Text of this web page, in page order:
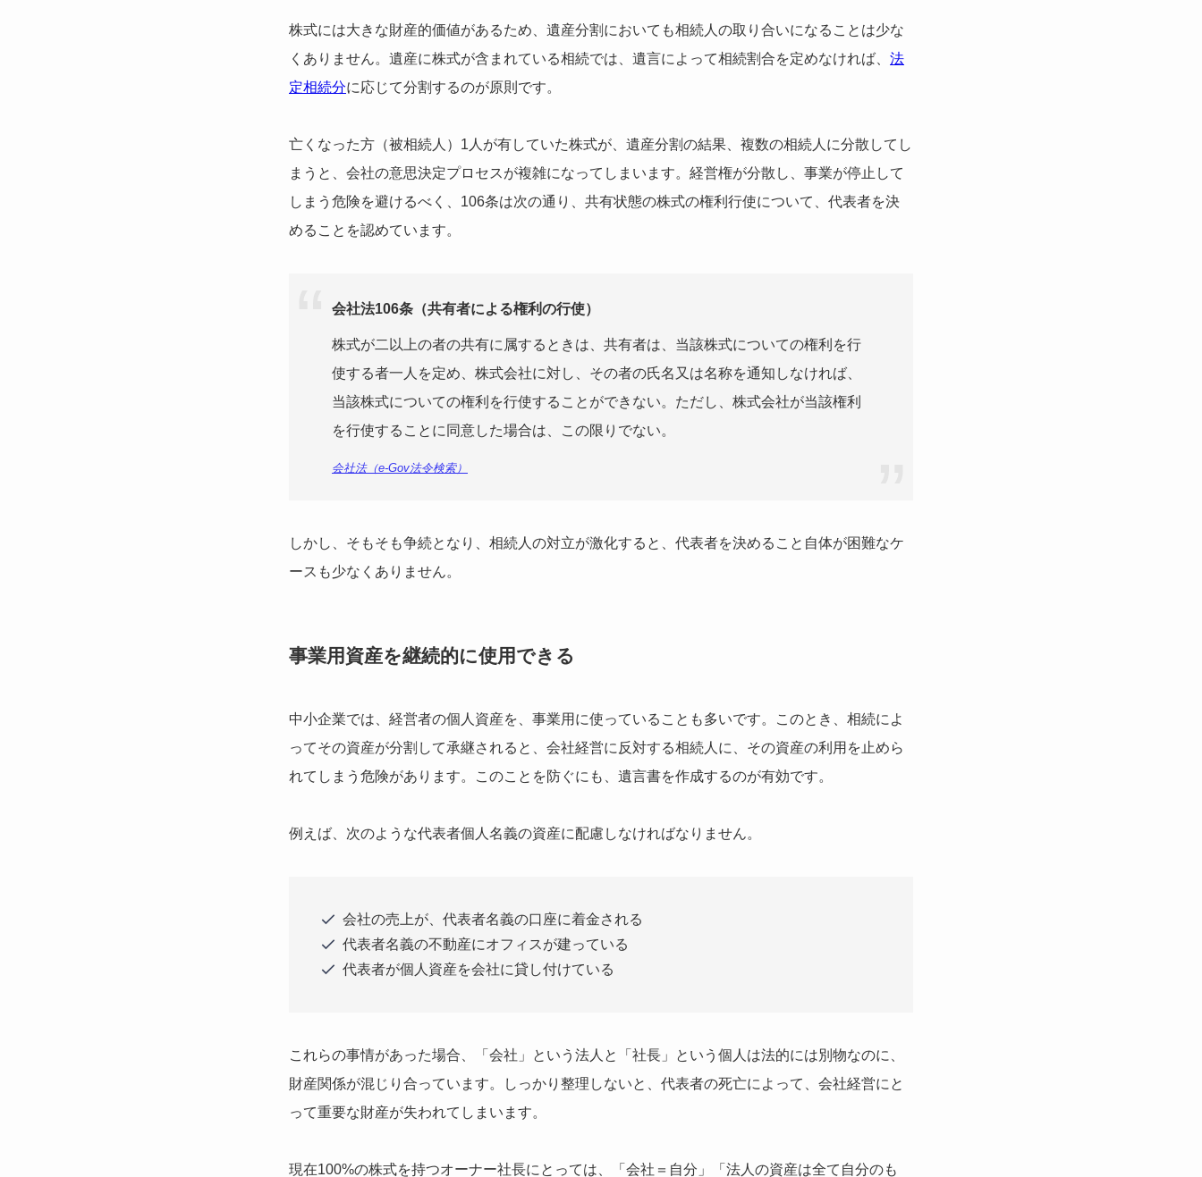
株式には大きな財産的価値があるため、遺産分割においても相続人の取り合いになることは少な
くありません。遺産に株式が含まれている相続では、遺言によって相続割合を定めなければ、 法
定相続分に応じて分割するのが原則です。
亡くなった方（被相続人）1人が有していた株式が、遺産分割の結果、複数の相続人に分散してし
まうと、会社の意思決定プロセスが複雑になってしまいます。経営権が分散し、事業が停止して
しまう危険を避けるべく、106条は次の通り、共有状態の株式の権利行使について、代表者を決
めることを認めています。
会社法106条（共有者による権利の行使）
株式が二以上の者の共有に属するときは、共有者は、当該株式についての権利を行
使する者一人を定め、株式会社に対し、その者の氏名又は名称を通知しなければ、
当該株式についての権利を行使することができない。ただし、株式会社が当該権利
を行使することに同意した場合は、この限りでない。
会社法（e-Gov法令検索）
しかし、そもそも争続となり、相続人の対立が激化すると、代表者を決めること自体が困難なケ
ースも少なくありません。
事業用資産を継続的に使用できる
中小企業では、経営者の個人資産を、事業用に使っていることも多いです。このとき、相続によ
ってその資産が分割して承継されると、会社経営に反対する相続人に、その資産の利用を止めら
れてしまう危険があります。このことを防ぐにも、遺言書を作成するのが有効です。
例えば、次のような代表者個人名義の資産に配慮しなければなりません。
会社の売上が、代表者名義の口座に着金される
代表者名義の不動産にオフィスが建っている
代表者が個人資産を会社に貸し付けている
これらの事情があった場合、「会社」という法人と「社長」という個人は法的には別物なのに、
財産関係が混じり合っています。しっかり整理しないと、代表者の死亡によって、会社経営にと
って重要な財産が失われてしまいます。
現在100%の株式を持つオーナー社長にとっては、「会社＝自分」「法人の資産は全て自分のも